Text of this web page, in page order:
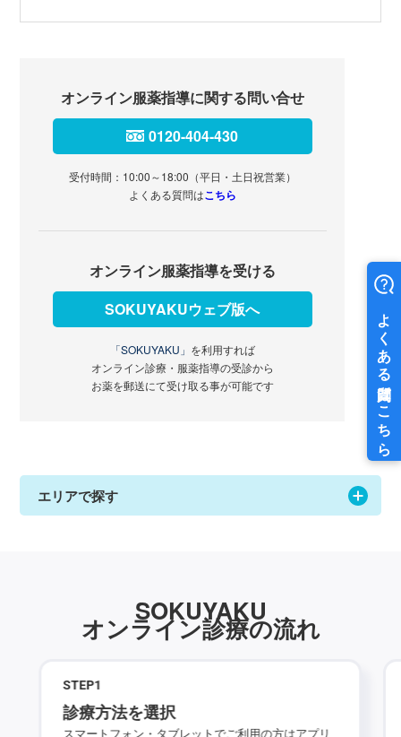
オンライン服薬指導に関する問い合せ
0120-404-430
受付時間：10:00～18:00（平日・土日祝営業）
よくある質問はこちら
オンライン服薬指導を受ける
SOKUYAKUウェブ版へ
「SOKUYAKU」 を利用すれば
オンライン診療・服薬指導の受診から
お薬を郵送にて受け取る事が可能です
エリアで探す
SOKUYAKU
オンライン診療の流れ
STEP1
診療方法を選択
スマートフォン・タブレットでご利用の方はアプリ